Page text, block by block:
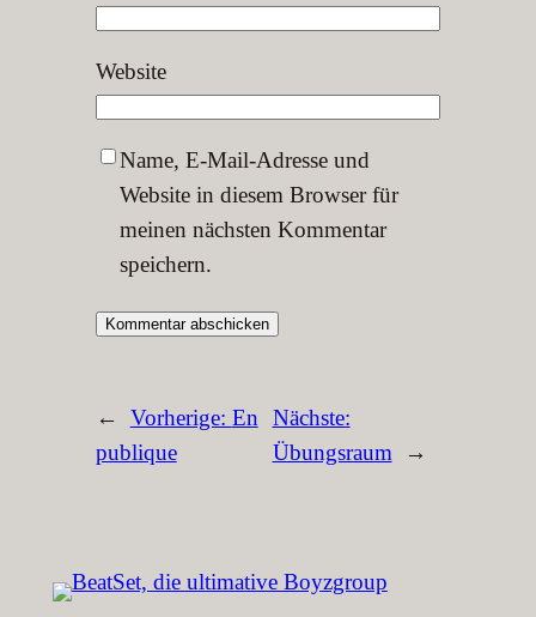
Website
Name, E-Mail-Adresse und
Website in diesem Browser für
meinen nächsten Kommentar
speichern.
← Vorherige: En
publique
Nächste:
Übungsraum
→